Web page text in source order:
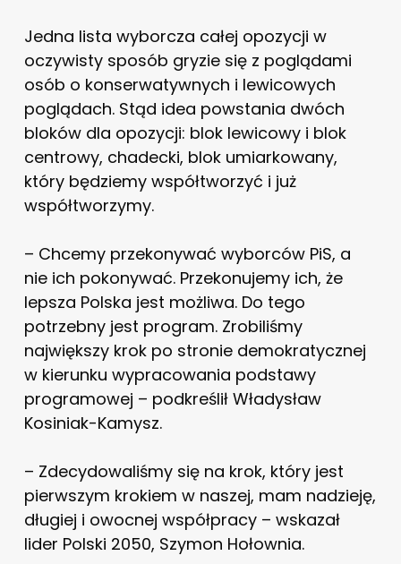
Jedna lista wyborcza całej opozycji w
oczywisty sposób gryzie się z poglądami
osób o konserwatywnych i lewicowych
poglądach. Stąd idea powstania dwóch
bloków dla opozycji: blok lewicowy i blok
centrowy, chadecki, blok umiarkowany,
który będziemy współtworzyć i już
współtworzymy.
– Chcemy przekonywać wyborców PiS, a
nie ich pokonywać. Przekonujemy ich, że
lepsza Polska jest możliwa. Do tego
potrzebny jest program. Zrobiliśmy
największy krok po stronie demokratycznej
w kierunku wypracowania podstawy
programowej – podkreślił Władysław
Kosiniak-Kamysz.
– Zdecydowaliśmy się na krok, który jest
pierwszym krokiem w naszej, mam nadzieję,
długiej i owocnej współpracy – wskazał
lider Polski 2050, Szymon Hołownia.